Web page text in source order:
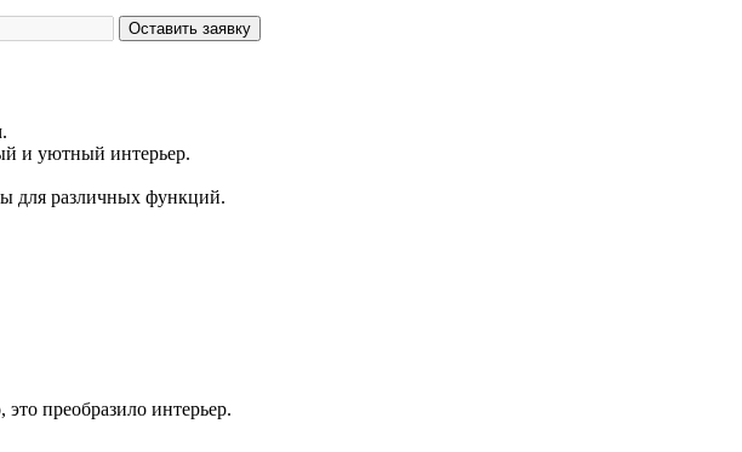
Оставить заявку
и уютный интерьер.
для различных функций.
преобразило интерьер.